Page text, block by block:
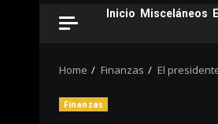
Inicio Misceláneos
Home Finanzas El
Finanzas